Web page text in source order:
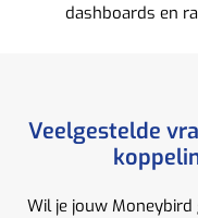
dashboards en
Veelgestelde
Wil je jouw